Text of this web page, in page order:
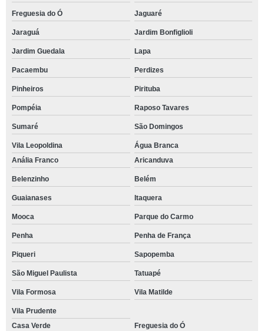
Freguesia do Ó Jaguaré
Jaraguá Jardim Bonfiglioli
Jardim Guedala Lapa
Pacaembu Perdizes
Pinheiros Pirituba
Pompéia Raposo Tavares
Sumaré São Domingos
Vila Leopoldina
Água Branca
Anália Franco
Aricanduva
Belenzinho Belém
Guaianases Itaquera
Mooca Parque do Carmo
Penha Penha de França
Piqueri Sapopemba
São Miguel Paulista Tatuapé
Vila Formosa Vila Matilde
Vila Prudente
Casa Verde
Freguesia do Ó